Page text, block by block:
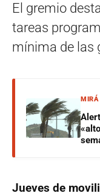
El gremio
tareas
mínima de las
MIRÁ
Jueves de